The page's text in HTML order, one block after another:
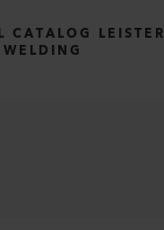
CATALOG LEISTER